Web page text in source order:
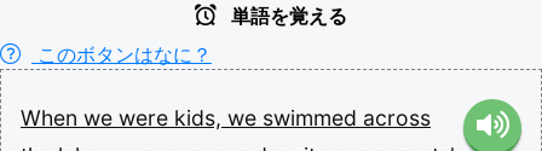
単語を覚える
このボタンはなに？
When we were kids, we swimmed across